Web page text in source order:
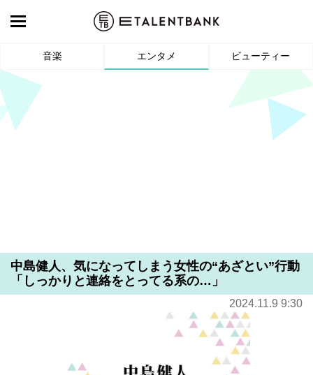
音楽 エンタメ ビューティー
中島健人、気になってしまう女性の“あざとい”行動
「しっかりと連絡をとってる系の…」
2024.11.9 9:30